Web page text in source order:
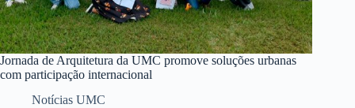
Jornada de Arquitetura da UMC promove soluções urbanas
com participação internacional
Notícias UMC